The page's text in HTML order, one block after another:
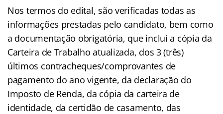
Nos termos do edital, são verificadas todas as
informações prestadas pelo candidato, bem como
a documentação obrigatória, que inclui a cópia da
Carteira de Trabalho atualizada, dos 3 (três)
últimos contracheques/comprovantes de
pagamento do ano vigente, da declaração do
Imposto de Renda, da cópia da carteira de
identidade, da certidão de casamento, das